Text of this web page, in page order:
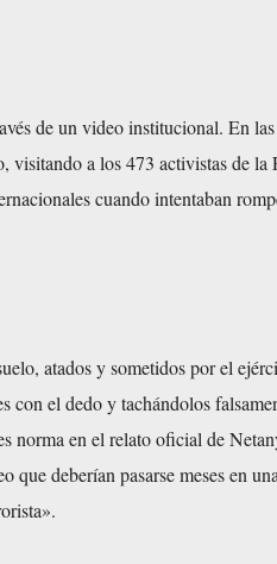
de un video institucional. En las
visitando a los 473 activistas de la
cuando intentaban
atados y sometidos por el
con el dedo y tachándolos
norma en el relato oficial de
deberían pasarse meses en